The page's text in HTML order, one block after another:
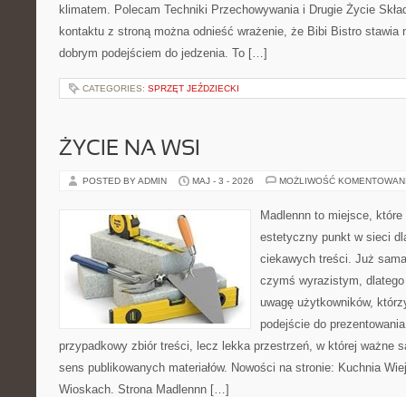
klimatem. Polecam Techniki Przechowywania i Drugie Życie
kontaktu z stroną można odnieść wrażenie, że Bibi Bistro stawia
dobrym podejściem do jedzenia. To […]
CATEGORIES: SPRZĘT JEŹDZIECKI
ŻYCIE NA WSI
POSTED BY ADMIN MAJ - 3 - 2026 MOŻLIWOŚĆ
Madlennn to miejsce,
estetyczny punkt w sieci
ciekawych treści. Już
czymś wyrazistym,
uwagę użytkowników,
podejście do
przypadkowy zbiór treści, lecz lekka przestrzeń, w której ważne
sens publikowanych materiałów. Nowości na stronie: Kuchnia
Wioskach. Strona Madlennn […]